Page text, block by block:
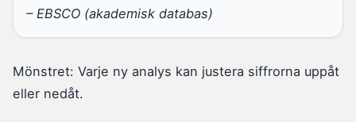
– EBSCO (akademisk databas)
Mönstret: Varje ny analys kan justera siffrorna uppåt
eller nedåt.